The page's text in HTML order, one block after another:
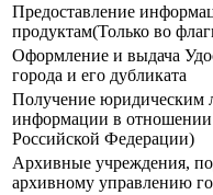
Предоставление
продуктам(Только во
Оформление и выдача
города и его дубликата
Получение юридическим
информации в отношении
Российской Федерации)
Архивные учреждения,
архивному управлению